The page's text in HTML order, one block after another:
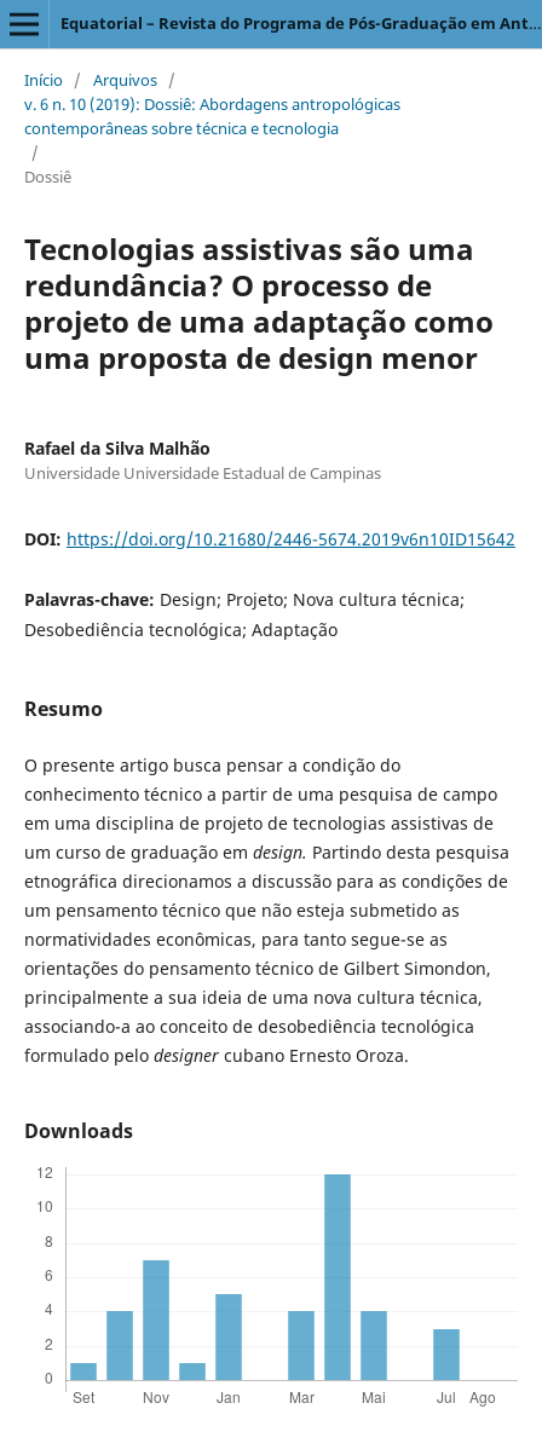
Equatorial – Revista do Programa de Pós-Graduação em Antropologia Social
Início / Arquivos /
v. 6 n. 10 (2019): Dossiê: Abordagens antropológicas
contemporâneas sobre técnica e tecnologia
/
Dossiê
Tecnologias assistivas são uma
redundância? O processo de
projeto de uma adaptação como
uma proposta de design menor
Rafael da Silva Malhão
Universidade Universidade Estadual de Campinas
DOI: https://doi.org/10.21680/2446-5674.2019v6n10ID15642
Palavras-chave: Design; Projeto; Nova cultura técnica;
Desobediência tecnológica; Adaptação
Resumo
O presente artigo busca pensar a condição do
conhecimento técnico a partir de uma pesquisa de campo
em uma disciplina de projeto de tecnologias assistivas de
um curso de graduação em design. Partindo desta pesquisa
etnográfica direcionamos a discussão para as condições de
um pensamento técnico que não esteja submetido as
normatividades econômicas, para tanto segue-se as
orientações do pensamento técnico de Gilbert Simondon,
principalmente a sua ideia de uma nova cultura técnica,
associando-a ao conceito de desobediência tecnológica
formulado pelo designer cubano Ernesto Oroza.
Downloads